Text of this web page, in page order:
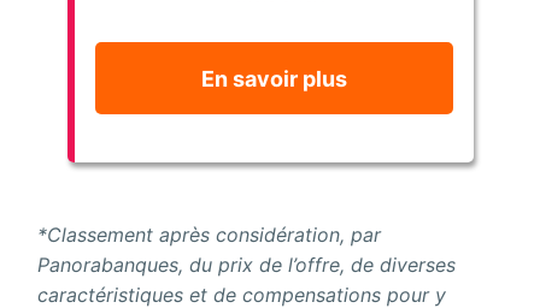
En savoir plus
*Classement après considération, par
Panorabanques, du prix de l’offre, de diverses
caractéristiques et de compensations pour y